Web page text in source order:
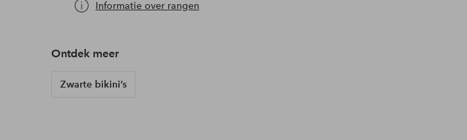
Informatie over rangen
Ontdek meer
Zwarte bikini’s